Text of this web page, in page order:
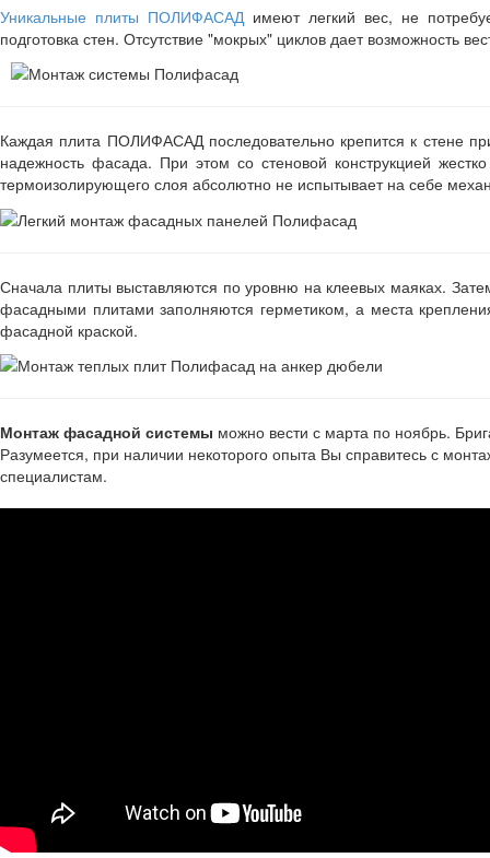
Уникальные плиты ПОЛИФАСАДимеют легкий вес, не
подготовка стен. Отсутствие "мокрых" циклов дает возможность
Каждая плита ПОЛИФАСАД последовательно крепится к стене
надежность фасада. При этом со стеновой конструкцией
термоизолирующего слоя абсолютно не испытывает на себе
Сначала плиты выставляются по уровню на клеевых маяках.
фасадными плитами заполняются герметиком, а места
фасадной краской.
Монтаж фасадной системы можно вести с марта по ноябрь.
Разумеется, при наличии некоторого опыта Вы справитесь с
специалистам.